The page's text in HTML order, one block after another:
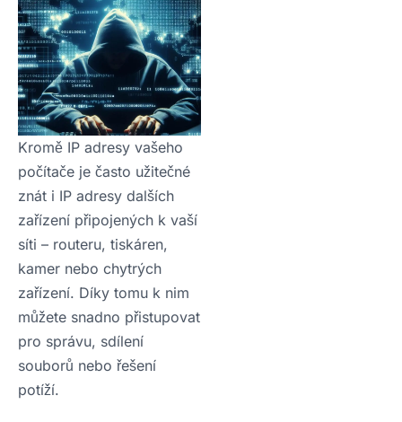
Kromě IP adresy vašeho
počítače je často užitečné
znát i IP adresy dalších
zařízení připojených k vaší
síti – routeru, tiskáren,
kamer nebo chytrých
zařízení. Díky tomu k nim
můžete snadno přistupovat
pro správu, sdílení
souborů nebo řešení
potíží.